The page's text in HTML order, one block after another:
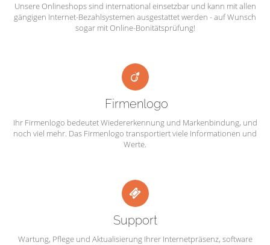
Unsere Onlineshops sind international einsetzbar und kann mit allen
gängigen Internet-Bezahlsystemen ausgestattet werden - auf Wunsch
sogar mit Online-Bonitätsprüfung!
Firmenlogo
Ihr Firmenlogo bedeutet Wiedererkennung und Markenbindung, und
noch viel mehr. Das Firmenlogo transportiert viele Informationen und
Werte.
Support
Wartung, Pflege und Aktualisierung Ihrer Internetpräsenz, software